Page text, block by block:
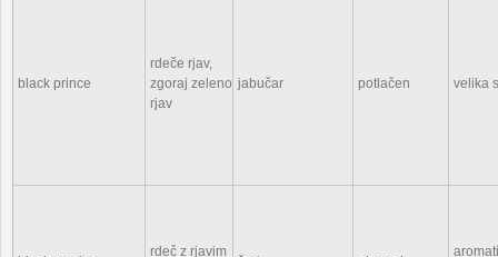
black prince
rdeče rjav,
zgoraj zeleno
rjav
jabučar potlačen velika
rdeč z rjavim